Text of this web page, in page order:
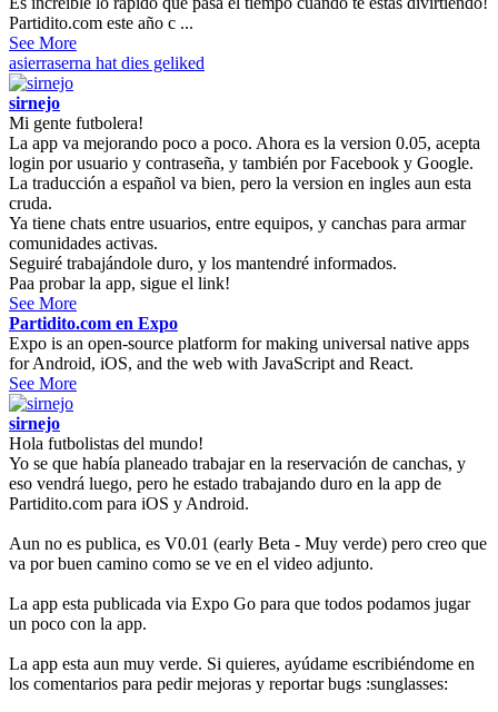
Partidito.com este año c ...
See More
asierraserna hat dies geliked
sirnejo
Mi gente futbolera!
La app va mejorando poco a poco. Ahora es la version 0.05, acepta
login por usuario y contraseña, y también por Facebook y Google.
La traducción a español va bien, pero la version en ingles aun esta
cruda.
Ya tiene chats entre usuarios, entre equipos, y canchas para armar
comunidades activas.
Seguiré trabajándole duro, y los mantendré informados.
Paa probar la app, sigue el link!
See More
Partidito.com en Expo
Expo is an open-source platform for making universal native apps
for Android, iOS, and the web with JavaScript and React.
See More
sirnejo
Hola futbolistas del mundo!
Yo se que había planeado trabajar en la reservación de canchas, y
eso vendrá luego, pero he estado trabajando duro en la app de
Partidito.com para iOS y Android.
Aun no es publica, es V0.01 (early Beta - Muy verde) pero creo que
va por buen camino como se ve en el video adjunto.
La app esta publicada via Expo Go para que todos podamos jugar
un poco con la app.
La app esta aun muy verde. Si quieres, ayúdame escribiéndome en
los comentarios para pedir mejoras y reportar bugs :sunglasses: